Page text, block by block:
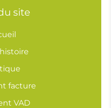
site
facture
VAD